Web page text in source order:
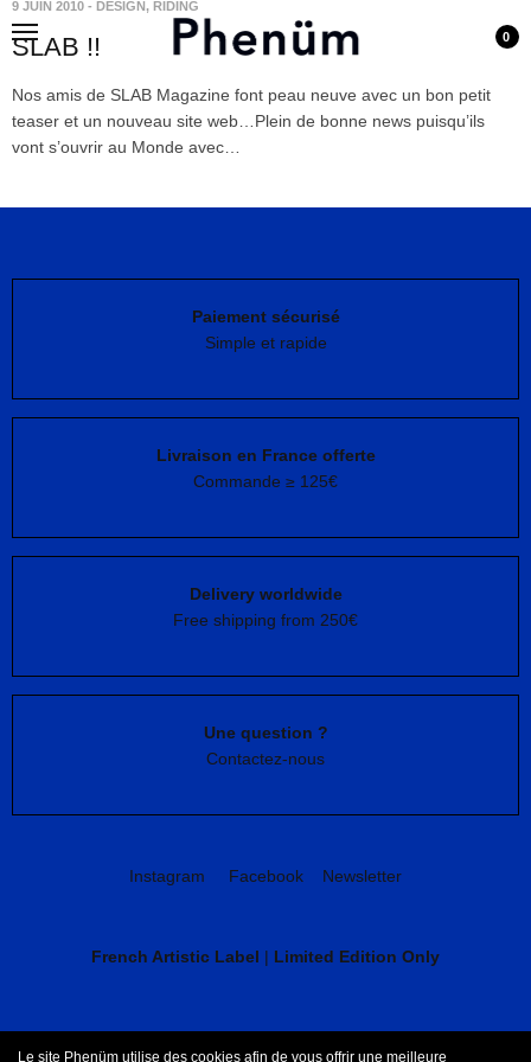
0
9 JUIN 2010 - DESIGN, RIDING
SLAB !!
Nos amis de SLAB Magazine font peau neuve avec un bon petit
teaser et un nouveau site web…Plein de bonne news puisqu’ils
vont s’ouvrir au Monde avec…
Paiement sécurisé
Simple et rapide
Livraison en France offerte
Commande ≥ 125€
Delivery worldwide
Free shipping from 250€
Une question ?
Contactez-nous
Instagram Facebook Newsletter
French Artistic Label | Limited Edition Only
CGV Mentions légales
Le site Phenüm utilise des cookies afin de vous offrir une meilleure